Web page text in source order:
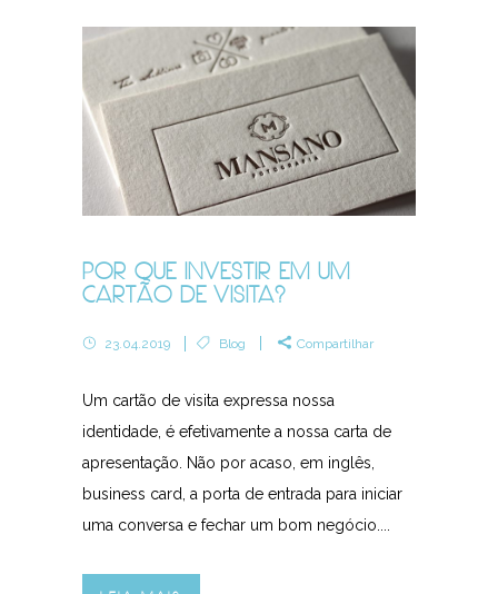
POR QUE INVESTIR EM UM
CARTÃO DE VISITA?
23.04.2019 Blog Compartilhar
Um cartão de visita expressa nossa
identidade, é efetivamente a nossa carta de
apresentação. Não por acaso, em inglês,
business card, a porta de entrada para iniciar
uma conversa e fechar um bom negócio....